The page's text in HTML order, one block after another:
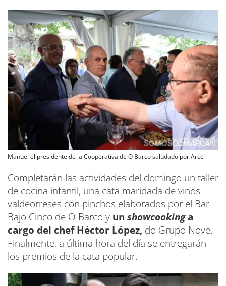
Manuel el presidente de la Cooperativa de O Barco saludado por Arce
Completarán las actividades del domingo un taller
de cocina infantil, una cata maridada de vinos
valdeorreses con pinchos elaborados por el Bar
Bajo Cinco de O Barco y un showcookinga
cargo del chef Héctor López, do Grupo Nove.
Finalmente, a última hora del día se entregarán
los premios de la cata popular.